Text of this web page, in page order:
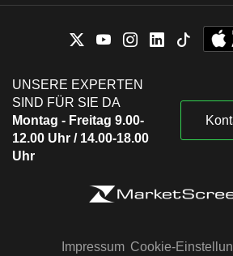
UNSERE EXPERTEN
SIND FÜR SIE DA
Montag - Freitag 9.00-
12.00 Uhr / 14.00-18.00
Uhr
Impressum Cookie-